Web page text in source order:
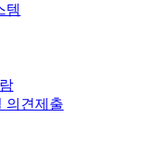
템
의견제출